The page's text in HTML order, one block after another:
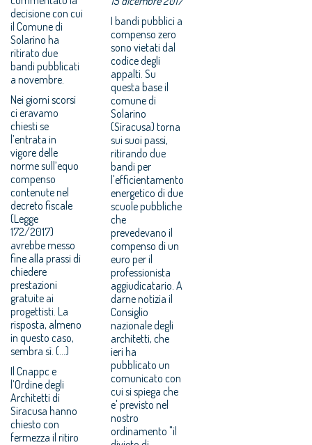
decisione con cui
il Comune di
Solarino ha
ritirato due
bandi pubblicati
a novembre.
Nei giorni scorsi
ci eravamo
chiesti se
l’entrata in
vigore delle
norme sull’equo
compenso
contenute nel
decreto fiscale
(Legge
172/2017)
avrebbe messo
fine alla prassi di
chiedere
prestazioni
gratuite ai
progettisti. La
risposta, almeno
in questo caso,
sembra sì. (...)
Il Cnappc e
l’Ordine degli
Architetti di
Siracusa hanno
chiesto con
fermezza il ritiro
I bandi pubblici a
compenso zero
sono vietati dal
codice degli
appalti. Su
questa base il
comune di
Solarino
(Siracusa) torna
sui suoi passi,
ritirando due
bandi per
l'efficientamento
energetico di due
scuole pubbliche
che
prevedevano il
compenso di un
euro per il
professionista
aggiudicatario. A
darne notizia il
Consiglio
nazionale degli
architetti, che
ieri ha
pubblicato un
comunicato con
cui si spiega che
e' previsto nel
nostro
ordinamento "il